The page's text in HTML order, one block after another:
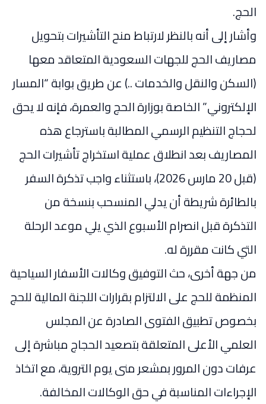
الحج.
وأشار إلى أنه بالنظر لارتباط منح التأشيرات بتحويل
مصاريف الحج للجهات السعودية المتعاقد معها
(السكن والنقل والخدمات ..) عن طريق بوابة “المسار
الإلكتروني” الخاصة بوزارة الحج والعمرة، فإنه لا يحق
لحجاج التنظيم الرسمي المطالبة باسترجاع هذه
المصاريف بعد انطلاق عملية استخراج تأشيرات الحج
(قبل 20 مارس 2026)، باستثناء واجب تذكرة السفر
بالطائرة شريطة أن يدلي المنسحب بنسخة من
التذكرة قبل انصرام الأسبوع الذي يلي موعد الرحلة
التي كانت مقررة له.
من جهة أخرى، حث التوفيق وكالات الأسفار السياحية
المنظمة للحج على الالتزام بقرارات اللجنة المالية للحج
بخصوص تطبيق الفتوى الصادرة عن المجلس
العلمي الأعلى المتعلقة بتصعيد الحجاج مباشرة إلى
عرفات دون المرور بمشعر منى يوم التروية، مع اتخاذ
الإجراءات المناسبة في حق الوكالات المخالفة.